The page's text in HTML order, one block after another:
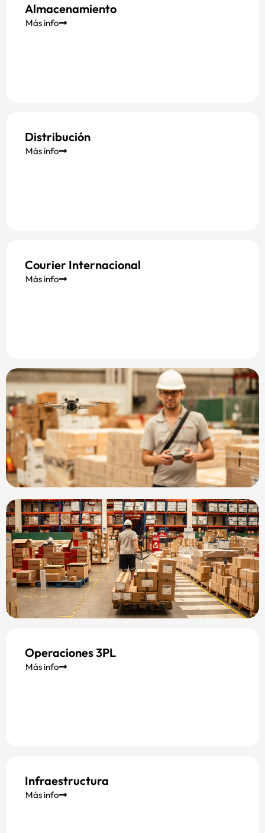
Almacenamiento
Más info
Distribución
Más info
Courier Internacional
Más info
Operaciones 3PL
Más info
Infraestructura
Más info